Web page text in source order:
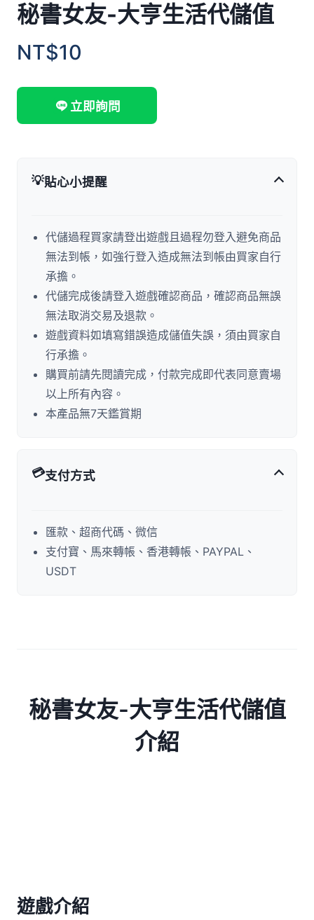
秘書女友-大亨生活代儲值
NT$10
立即詢問
💡貼心小提醒
代儲過程買家請登出遊戲且過程勿登入避免商品
無法到帳，如強行登入造成無法到帳由買家自行
承擔。
代儲完成後請登入遊戲確認商品，確認商品無誤
無法取消交易及退款。
遊戲資料如填寫錯誤造成儲值失誤，須由買家自
行承擔。
購買前請先閱讀完成，付款完成即代表同意賣場
以上所有內容。
本產品無7天鑑賞期
💳支付方式
匯款、超商代碼、微信
支付寶、馬來轉帳、香港轉帳、PAYPAL、
USDT
秘書女友-大亨生活代儲值
介紹
遊戲介紹